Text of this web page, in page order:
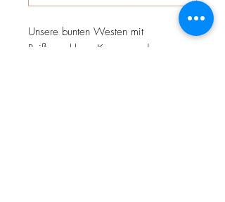
Unsere bunten Westen mit
Reißverschluss, Kapuze und